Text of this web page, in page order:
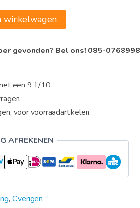
winkelwagen
gevonden? Bel ons! 085-0768998
een 9.1/10
voor voorraadartikelen
AFREKENEN
, Overigen